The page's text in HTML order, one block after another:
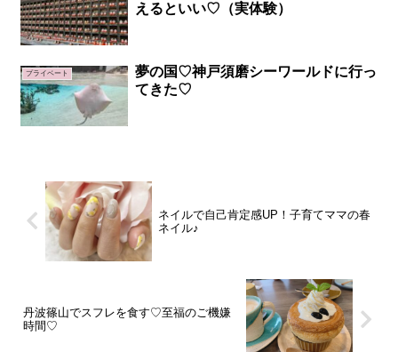
えるといい♡（実体験）
プライベート
夢の国♡神戸須磨シーワールドに行っ
てきた♡
ネイルで自己肯定感UP！子育てママの春
ネイル♪
丹波篠山でスフレを食す♡至福のご機嫌
時間♡